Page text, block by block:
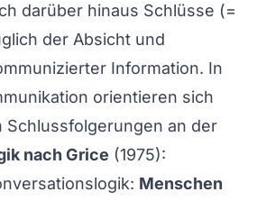
darüber hinaus Schlüsse (=
der Absicht und
Information. In
orientieren sich
Schlussfolgerungen an der
nach Grice (1975):
Menschen